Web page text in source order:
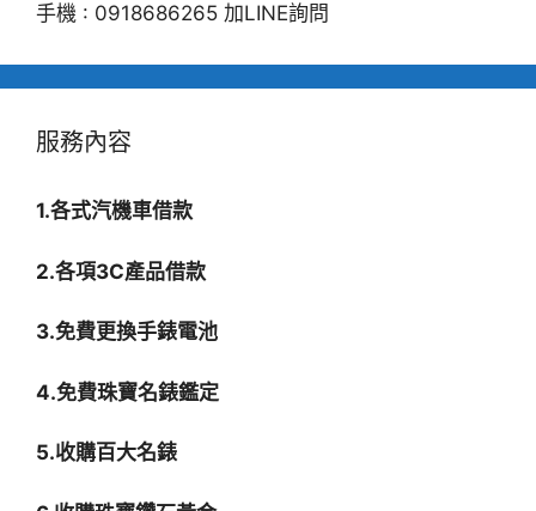
手機 : 0918686265 加LINE詢問
服務內容
1.各式汽機車借款
2.各項3C產品借款
3.免費更換手錶電池
4.免費珠寶名錶鑑定
5.收購百大名錶